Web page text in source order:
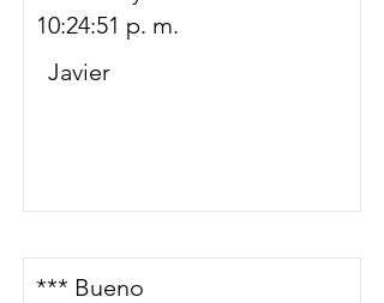
10:24:51 p. m.
Javier
*** Bueno